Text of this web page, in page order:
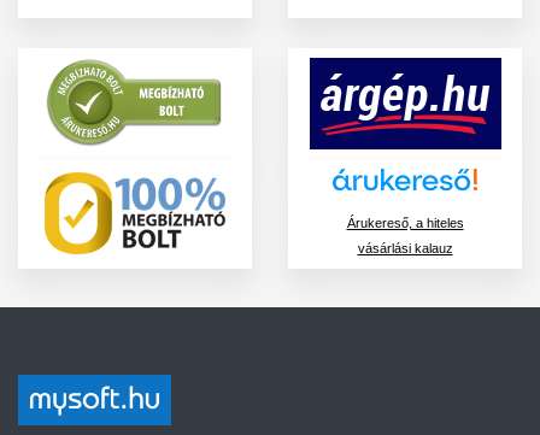
Árukereső, a hiteles
vásárlási kalauz